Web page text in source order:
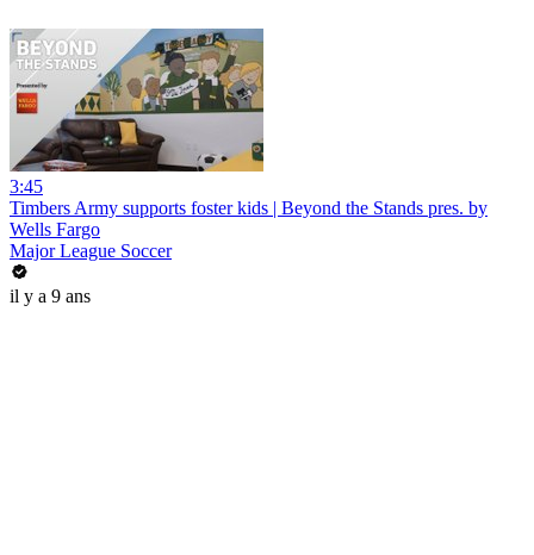
3:45
Timbers Army supports foster kids | Beyond the Stands pres. by
Wells Fargo
Major League Soccer
il y a 9 ans